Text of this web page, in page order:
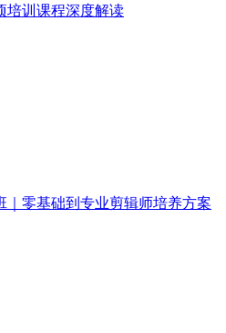
培训课程深度解读
｜零基础到专业剪辑师培养方案